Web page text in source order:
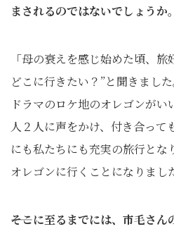
まされるのではないでしょうか。
「母の衰えを感じ始めた頃、
どこに行きたい？”と聞きまし
ドラマのロケ地のオレゴンが
人２人に声をかけ、付き合って
にも私たちにも充実の旅行とな
オレゴンに行くことになりまし
――そこに至るまでには、市毛さ